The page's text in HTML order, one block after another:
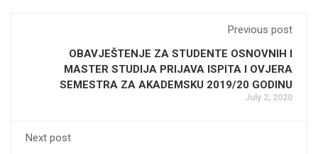
Previous post
OBAVJEŠTENJE ZA STUDENTE OSNOVNIH I
MASTER STUDIJA PRIJAVA ISPITA I OVJERA
SEMESTRA ZA AKADEMSKU 2019/20 GODINU
July 2, 2020
Next post